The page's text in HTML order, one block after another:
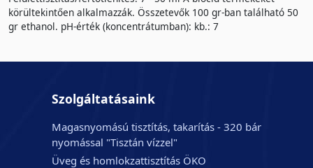
körültekintően alkalmazzák. Összetevők 100 gr-ban található 50
gr ethanol. pH-érték (koncentrátumban): kb.: 7
Szolgáltatásaink
Magasnyomású tisztítás, takarítás - 320 bár
nyomással "Tisztán vízzel"
Üveg és homlokzattisztítás ÖKO